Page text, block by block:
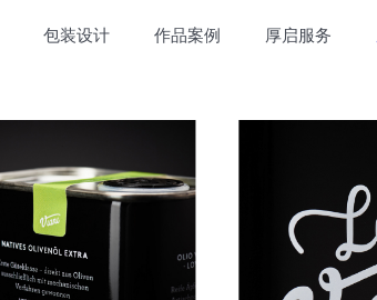
包装设计 作品案例 厚启服务